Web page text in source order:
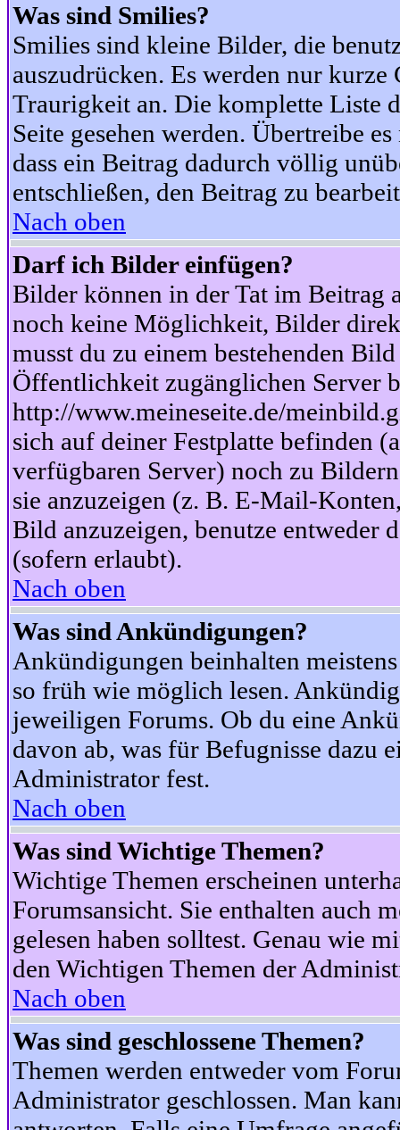
Was sind Smilies?
Smilies sind kleine Bilder, die
auszudrücken. Es werden nur
Traurigkeit an. Die komplette Liste
Seite gesehen werden. Übertreibe
dass ein Beitrag dadurch völlig
entschließen, den Beitrag zu
Nach oben
Darf ich Bilder einfügen?
Bilder können in der Tat im Beitrag
noch keine Möglichkeit, Bilder
musst du zu einem bestehenden
Öffentlichkeit zugänglichen Server
http://www.meineseite.de/
sich auf deiner Festplatte befinden
verfügbaren Server) noch zu
sie anzuzeigen (z. B. E-Mail-
Bild anzuzeigen, benutze
(sofern erlaubt).
Nach oben
Was sind Ankündigungen?
Ankündigungen beinhalten
so früh wie möglich lesen.
jeweiligen Forums. Ob du eine
davon ab, was für Befugnisse dazu
Administrator fest.
Nach oben
Was sind Wichtige Themen?
Wichtige Themen erscheinen
Forumsansicht. Sie enthalten auch
gelesen haben solltest. Genau wie
den Wichtigen Themen der
Nach oben
Was sind geschlossene Themen?
Themen werden entweder vom
Administrator geschlossen. Man